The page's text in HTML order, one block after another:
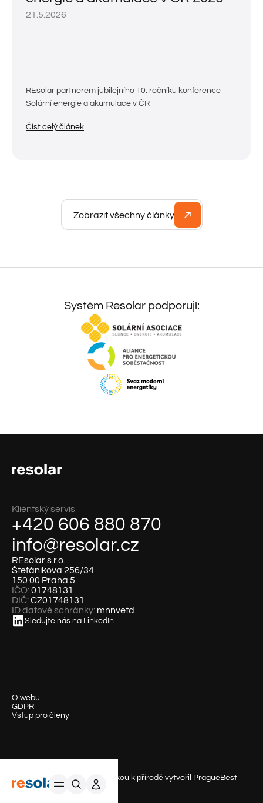
21.5.2026
REsolar partnerem jubilejního 10. ročníku konference
Solární energie a akumulace v ČR
Číst celý článek
Zobrazit všechny články
Systém Resolar podporují:
Klientský servis
+420 606 880 870
info@resolar.cz
REsolar s.r.o.
Štefánikova 256/34
150 00 Praha 5
IČO:01748131
DIČ:CZ01748131
ID datové schránky: mnnvetd
Sledujte nás na LinkedIn
© REsolar s.r.o. 2025 – S láskou k přírodě vytvořil PragueBest
O webu
GDPR
Vstup pro členy